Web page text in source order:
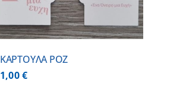
ΚΑΡΤΟΥΛΑ ΡΟΖ
1,00€